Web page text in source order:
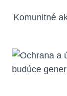
Komunitné